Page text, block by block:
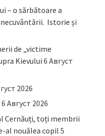
– o sărbătoare a
Istorie și
de „victime
Kievului 6 Август
2026
6 Август 2026
Cernăuți, toți membrii
al nouălea copil 5